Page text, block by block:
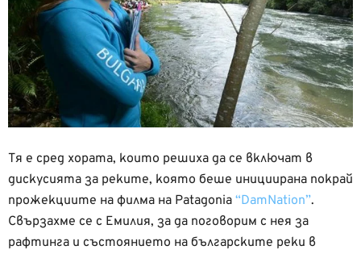
Тя е сред хората, които решиха да се включат в
дискусията за реките, която беше инициирана покрай
прожекциите на филма на Patagonia “DamNation”.
Свързахме се с Емилия, за да поговорим с нея за
рафтинга и състоянието на българските реки в